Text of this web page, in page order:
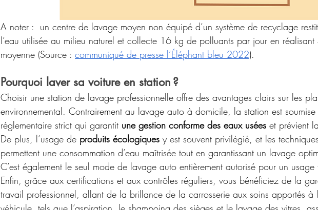
A noter :  un centre de lavage moyen non équipé d’un système de recyclage
l’eau utilisée au milieu naturel et collecte 16 kg de polluants par jour en
moyenne (Source : communiqué de presse l’Éléphant bleu 2022).
Pourquoi laver sa voiture en station ?
Choisir une station de lavage professionnelle offre des avantages clairs sur les
environnemental. Contrairement au lavage auto à domicile, la station est
réglementaire strict qui garantit une gestion conforme des eaux usées et prévient
De plus, l’usage de produits écologiques y est souvent privilégié, et les
permettent une consommation d’eau maîtrisée tout en garantissant un lavage
C’est également le seul mode de lavage auto entièrement autorisé pour un usage
Enfin, grâce aux certifications et aux contrôles réguliers, vous bénéficiez de la
travail professionnel, allant de la brillance de la carrosserie aux soins apportés à